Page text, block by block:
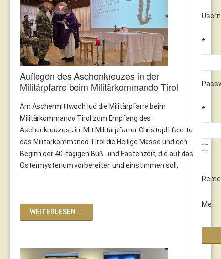
*
*
Me
Auflegen des Aschenkreuzes in der
Militärpfarre beim Militärkommando Tirol
Am Aschermittwoch lud die Militärpfarre beim
Militärkommando Tirol zum Empfang des
Aschenkreuzes ein. Mit Militärpfarrer Christoph feierte
das Militärkommando Tirol die Heilige Messe und den
Beginn der 40-tägigen Buß- und Fastenzeit, die auf das
Ostermysterium vorbereiten und einstimmen soll.
WEITERLESEN ...